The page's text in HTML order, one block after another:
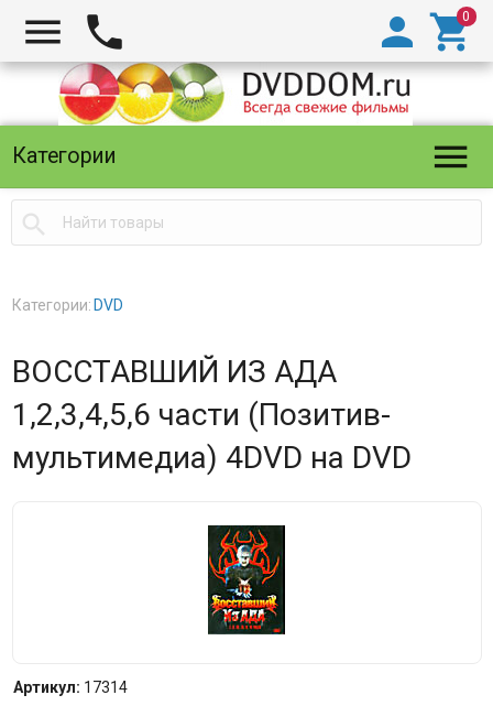
  

Категории 

Категории: DVD
ВОССТАВШИЙ ИЗ АДА
1,2,3,4,5,6 части (Позитив-
мультимедиа) 4DVD на DVD
Артикул: 17314